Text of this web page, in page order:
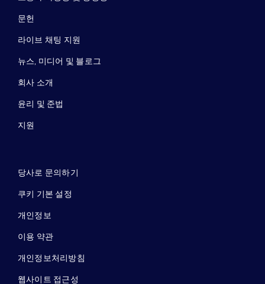
문헌
라이브 채팅 지원
뉴스, 미디어 및 블로그
회사 소개
윤리 및 준법
지원
당사로 문의하기
쿠키 기본 설정
개인정보
이용 약관
개인정보처리방침
웹사이트 접근성